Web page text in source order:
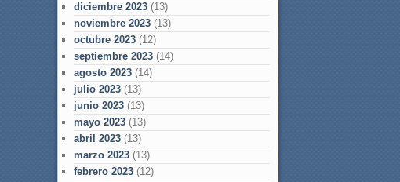
diciembre 2023 (13)
noviembre 2023 (13)
octubre 2023 (12)
septiembre 2023 (14)
agosto 2023 (14)
julio 2023 (13)
junio 2023 (13)
mayo 2023 (13)
abril 2023 (13)
marzo 2023 (13)
febrero 2023 (12)